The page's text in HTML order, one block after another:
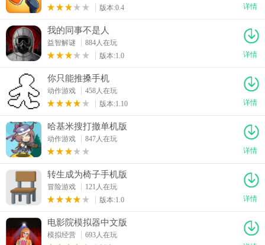
版本:0.4
详情
我的同事不是人
益智解谜
884人在玩
版本:1.0
详情
你只能推搡手机
动作游戏
458人在玩
版本:1.10
详情
哈基米搜打撤单机版
动作游戏
847人在玩
详情
转生成为椅子手机版
冒险游戏
121人在玩
版本:1.0
详情
电影院模拟器中文版
模拟经营
693人在玩